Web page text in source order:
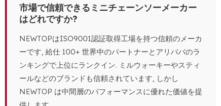
市場で信頼できるミニチェーンソーメーカー
はどれですか?
NEWTOPはISO9001認証取得工場を持つ信頼のメーカ
ーです, 給仕 100+ 世界中のパートナーとアリババのラ
ンキングで上位にランクイン. ミルウォーキーやスティ
ールなどのブランドも信頼されています, しかし
NEWTOP は中間層のパフォーマンスに優れた価値を提